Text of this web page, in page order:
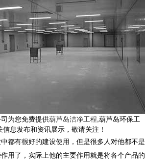
为您免费提供葫芦岛洁净工程,葫芦岛环保工
息发布和资讯展示，敬请关注！
都有很好的建设使用，但是很多人对他都不是
用了，实际上他的主要作用就是将各个产品的